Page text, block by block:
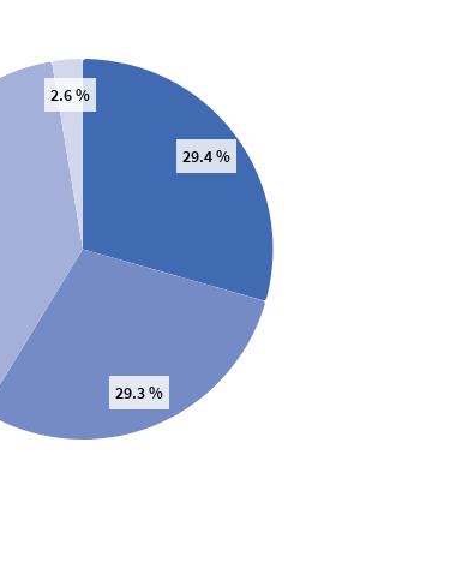
Erwerbssituation 2019
29.4 %
29.3 %
2.6 %